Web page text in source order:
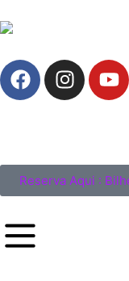
Reserva Aqui :